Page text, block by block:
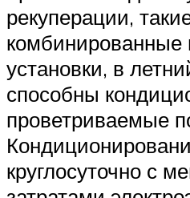
рекуперации,
установки, в
способны
проветриваемые
круглосуточно с